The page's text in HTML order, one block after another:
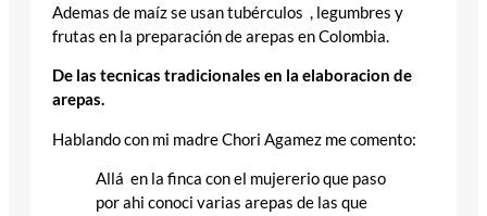
Ademas de maíz se usan tubérculos , legumbres y
frutas en la preparación de arepas en Colombia.
De las tecnicas tradicionales en la elaboracion de
arepas.
Hablando con mi madre Chori Agamez me comento:
Allá en la finca con el mujererio que paso
por ahi conoci varias arepas de las que